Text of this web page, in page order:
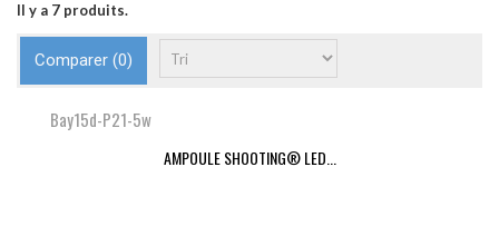
Il y a 7 produits.
Comparer (0)
Bay15d-P21-5w
AMPOULE SHOOTING® LED...